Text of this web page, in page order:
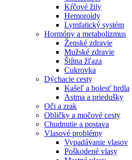
Kŕčové žily
Hemoroidy
Lymfatický systém
Hormóny a metabolizmus
Ženské zdravie
Mužské zdravie
Štítna žľaza
Cukrovka
Dýchacie cesty
Kašeľ a bolesť hrdla
Astma a priedušky
Oči a zrak
Obličky a močové cesty
Chudnutie a postava
Vlasové problémy
Vypadávanie vlasov
Poškodené vlasy